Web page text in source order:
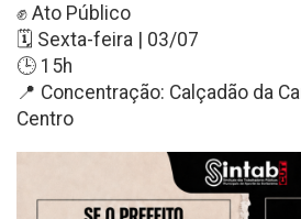
✊ Ato Público
🗓️ Sexta-feira | 03/07
🕒 15h
📍 Concentração: Calçadão da
Centro